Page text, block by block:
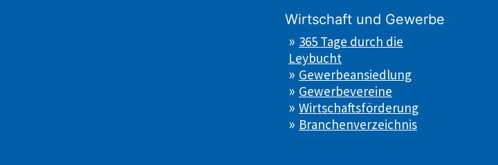
Wirtschaft und Gewerbe
365 Tage durch die
Leybucht
Gewerbeansiedlung
Gewerbevereine
Wirtschaftsförderung
Branchenverzeichnis